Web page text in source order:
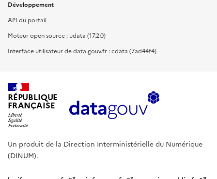
Développement
API du portail
Moteur open source : udata (17.2.0)
Interface utilisateur de data.gouv.fr : cdata (7ad44f4)
RÉPUBLIQUE
FRANÇAISE
Un produit de la Direction Interministérielle du Numérique
(DINUM).